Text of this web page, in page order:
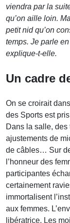
viendra par la
qu’on aille loin.
petit nid qu’on
temps. Je parle
explique-t-elle.
Un cadre
On se croirait
des Sports est
Dans la salle, des
ajustements de
de câbles… Sur
l’honneur des
participantes
certainement
immortalisent
aux femmes.
libératrice. Les